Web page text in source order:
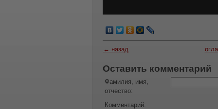
← назад
Оставить комментарий
Фамилия, имя,
отчество:
Комментарий: